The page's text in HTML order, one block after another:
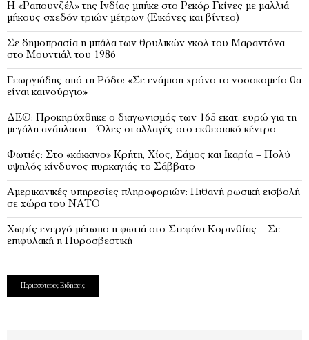
Η «Ραπουνζέλ» της Ινδίας μπήκε στο Ρεκόρ Γκίνες με μαλλιά
μήκους σχεδόν τριών μέτρων (Εικόνες και βίντεο)
Σε δημοπρασία η μπάλα των θρυλικών γκολ του Μαραντόνα
στο Μουντιάλ του 1986
Γεωργιάδης από τη Ρόδο: «Σε ενάμιση χρόνο το νοσοκομείο θα
είναι καινούργιο»
ΔΕΘ: Προκηρύχθηκε ο διαγωνισμός των 165 εκατ. ευρώ για τη
μεγάλη ανάπλαση – Όλες οι αλλαγές στο εκθεσιακό κέντρο
Φωτιές: Στο «κόκκινο» Κρήτη, Χίος, Σάμος και Ικαρία – Πολύ
υψηλός κίνδυνος πυρκαγιάς το Σάββατο
Αμερικανικές υπηρεσίες πληροφοριών: Πιθανή ρωσική εισβολή
σε χώρα του ΝΑΤΟ
Χωρίς ενεργό μέτωπο η φωτιά στο Στεφάνι Κορινθίας – Σε
επιφυλακή η Πυροσβεστική
Περισσότερες Ειδήσεις